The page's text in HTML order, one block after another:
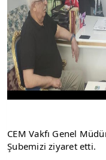
CEM Vakfı Genel
Şubemizi ziyaret etti.